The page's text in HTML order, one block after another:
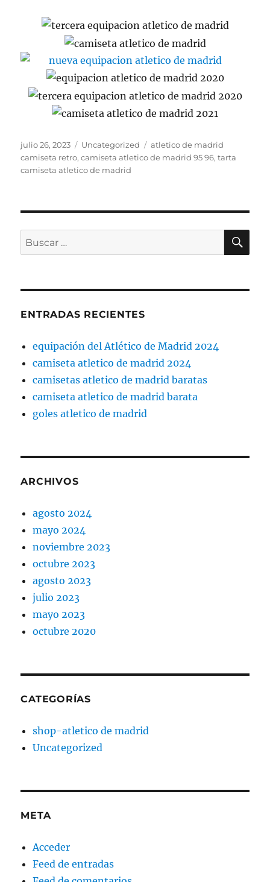
Publicado
el
julio 26, 2023 Categorías
Uncategorized Etiquetas
atletico de madrid
camiseta retro,camiseta atletico de madrid 95 96,tarta
camiseta atletico de madrid
Buscar
por:
ENTRADAS RECIENTES
equipación del Atlético de Madrid 2024
camiseta atletico de madrid 2024
camisetas atletico de madrid baratas
camiseta atletico de madrid barata
goles atletico de madrid
ARCHIVOS
agosto 2024
mayo 2024
noviembre 2023
octubre 2023
agosto 2023
julio 2023
mayo 2023
octubre 2020
CATEGORÍAS
shop-atletico de madrid
Uncategorized
META
Acceder
Feed de entradas